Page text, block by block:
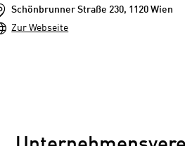
Schönbrunner Straße 230, 1120 Wien
Zur Webseite